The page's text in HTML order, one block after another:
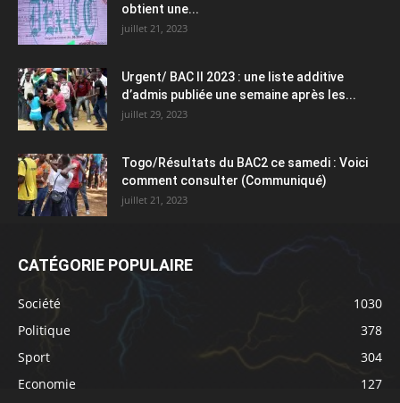
obtient une...
juillet 21, 2023
Urgent/ BAC II 2023 : une liste additive
d’admis publiée une semaine après les...
juillet 29, 2023
Togo/Résultats du BAC2 ce samedi : Voici
comment consulter (Communiqué)
juillet 21, 2023
CATÉGORIE POPULAIRE
Société
1030
Politique
378
Sport
304
Economie
127